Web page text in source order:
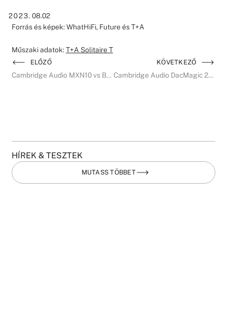
08.02
Forrás és képek: WhatHiFi, Future és T+A
Műszaki adatok: T+A Solitaire T
ELŐZŐ
Cambridge Audio MXN10 vs Bluesound Node összehasonlítás Whathifi
KÖVETKEZŐ
Cambridge Audio DacMagic 200M bemutató HiFiReport
HÍREK & TESZTEK
MUTASS TÖBBET